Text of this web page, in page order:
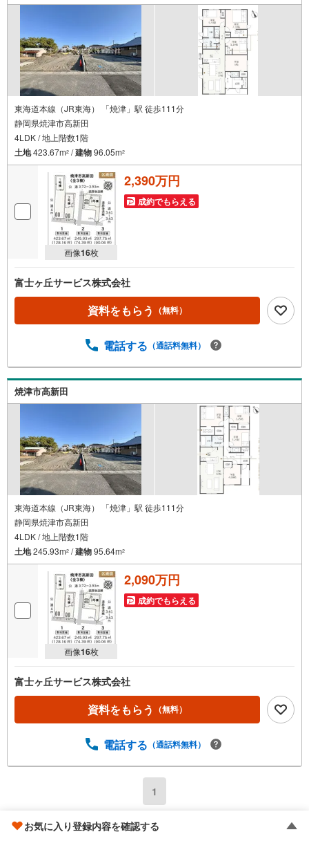
東海道本線（JR東海） 「焼津」駅 徒歩111分
静岡県焼津市高新田
4LDK / 地上階数1階
土地423.67m2 /建物96.05m2
画像16枚
2,390万円
成約でもらえる
富士ヶ丘サービス株式会社
資料をもらう （無料）
電話する （通話料無料）
焼津市高新田
東海道本線（JR東海） 「焼津」駅 徒歩111分
静岡県焼津市高新田
4LDK / 地上階数1階
土地245.93m2 /建物95.64m2
画像16枚
2,090万円
成約でもらえる
富士ヶ丘サービス株式会社
資料をもらう （無料）
電話する （通話料無料）
1
前へ
/ 21件
お気に入り登録内容を確認する